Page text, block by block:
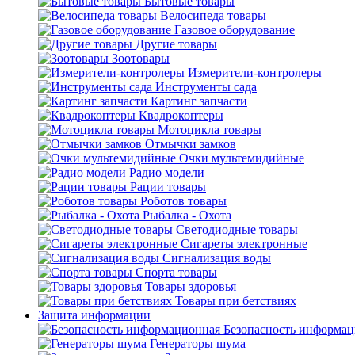
Велосипеда товары
Газовое оборудование
Другие товары
Зоотовары
Измерители-контролеры
Инструменты сада
Картинг запчасти
Квадрокоптеры
Мотоцикла товары
Отмычки замков
Очки мультемидийные
Радио модели
Рации товары
Роботов товары
Рыбалка - Охота
Светодиодные товары
Сигареты электронные
Сигнализация воды
Спорта товары
Товары здоровья
Товары при бетствиях
Защита информации
Безопасность
Генераторы шума